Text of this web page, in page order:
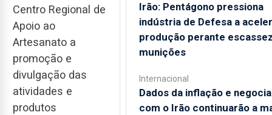
Centro Regional de
Apoio ao
Artesanato a
promoção e
divulgação das
atividades e
produtos
Irão: Pentágono pressiona
indústria de Defesa a
produção perante
munições
Internacional
Dados da inflação e
com o Irão continuarão a